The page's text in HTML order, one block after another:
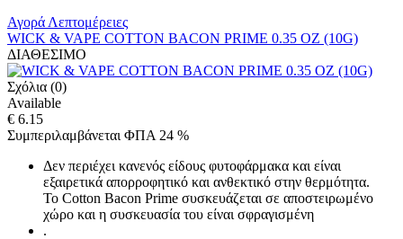
Αγορά Λεπτομέρειες
WICK & VAPE COTTON BACON PRIME 0.35 OZ (10G)
ΔΙΑΘΕΣΙΜΟ
Σχόλια (0)
Available
€ 6.15
Συμπεριλαμβάνεται ΦΠΑ 24 %
Δεν περιέχει κανενός είδους φυτοφάρμακα και είναι
εξαιρετικά απορροφητικό και ανθεκτικό στην θερμότητα.
Το Cotton Bacon Prime συσκευάζεται σε αποστειρωμένο
χώρο και η συσκευασία του είναι σφραγισμένη
.